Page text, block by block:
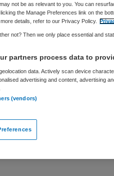
aanstelling
en op de Zuid
zorgprofessional én
rol spelen in
not be as relevant to you. You can
the Manage Preferences link on the
details, refer to our Privacy Policy.
not? Then we only place essential and
partners process data to
data. Actively scan device
advertising and content, advertising
(vendors)